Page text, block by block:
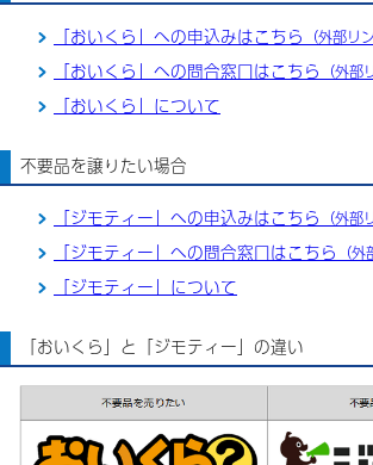
「おいくら」への申込みはこちら （外部リ
「おいくら」への問合窓口はこちら （外部
「おいくら」について
不要品を譲りたい場合
「ジモティー」への申込みはこちら （外部
「ジモティー」への問合窓口はこちら （
「ジモティー」について
「おいくら」と「ジモティー」の違い